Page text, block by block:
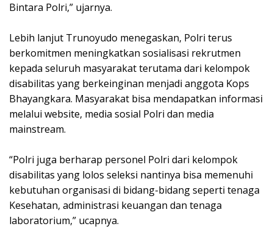
Bintara Polri,” ujarnya.
Lebih lanjut Trunoyudo menegaskan, Polri terus
berkomitmen meningkatkan sosialisasi rekrutmen
kepada seluruh masyarakat terutama dari kelompok
disabilitas yang berkeinginan menjadi anggota Kops
Bhayangkara. Masyarakat bisa mendapatkan informasi
melalui website, media sosial Polri dan media
mainstream.
“Polri juga berharap personel Polri dari kelompok
disabilitas yang lolos seleksi nantinya bisa memenuhi
kebutuhan organisasi di bidang-bidang seperti tenaga
Kesehatan, administrasi keuangan dan tenaga
laboratorium,” ucapnya.